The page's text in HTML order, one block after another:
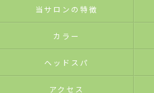
当サロンの特徴
カラー
ヘッドスパ
アクセス